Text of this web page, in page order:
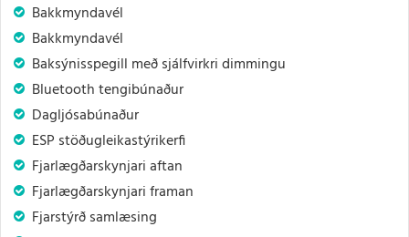
Bakkmyndavél
Bakkmyndavél
Baksýnisspegill með sjálfvirkri dimmingu
Bluetooth tengibúnaður
Dagljósabúnaður
ESP stöðugleikastýrikerfi
Fjarlægðarskynjari aftan
Fjarlægðarskynjari framan
Fjarstýrð samlæsing